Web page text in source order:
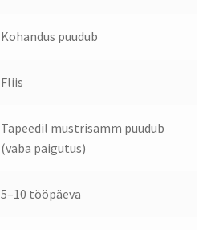
Kohandus puudub
Fliis
Tapeedil mustrisamm puudub
(vaba paigutus)
5–10 tööpäeva